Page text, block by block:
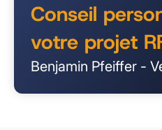
Conseil
votre projet
Benjamin Pfeiffer -